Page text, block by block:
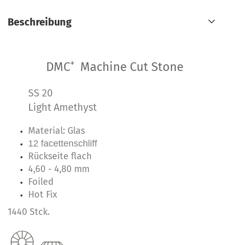
Beschreibung
DMC+ Machine Cut Stone
SS 20
Light Amethyst
Material: Glas
12 facettenschliff
Rückseite flach
4,60 - 4,80 mm
Foiled
Hot Fix
1440 Stck.